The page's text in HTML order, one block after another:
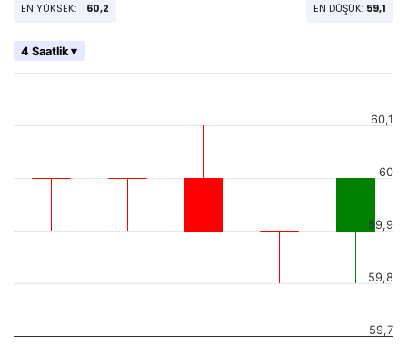
EN YÜKSEK: 60,2 EN DÜŞÜK: 59,1
4 Saatlik ▾
59,7
59,8
59,9
60
60,1